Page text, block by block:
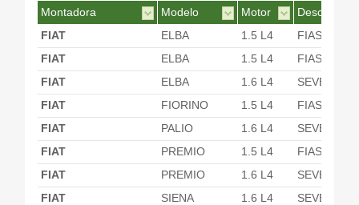
Montadora Modelo Motor
Desc. Motor
FIAT
ELBA 1.5 L4
FIASA
FIAT
ELBA 1.5 L4
FIASA
FIAT
ELBA 1.6 L4
SEVEL
FIAT
FIORINO 1.5 L4
FIASA
FIAT
PALIO 1.6 L4
SEVEL
FIAT
PREMIO 1.5 L4
FIASA
FIAT
PREMIO 1.6 L4
SEVEL
FIAT
SIENA 1.6 L4
SEVEL